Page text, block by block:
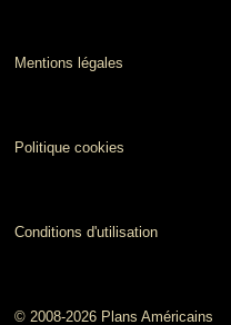
Mentions légales
Politique cookies
Conditions d'utilisation
© 2008-2026 Plans Américains